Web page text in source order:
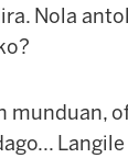
Nola
munduan,